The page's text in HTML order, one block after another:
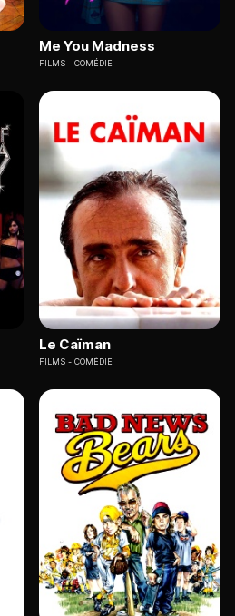
Me You Madness
FILMS COMÉDIE
Le Caïman
FILMS COMÉDIE